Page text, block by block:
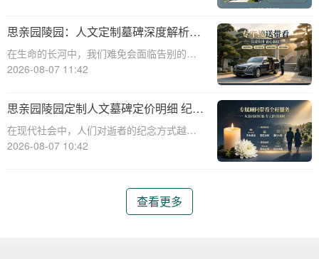
者的永恒纪念，更是生者情感的寄托。本文
将详细介绍思亲园陵园定制人文墓碑的定价
明细以及纪
思亲园陵园：人文定制墓碑深度解析
——定价明细、追思仪式配套、专属优
惠及价值服务详解
在生命的长河中，我们难免会面临告别的时
刻。当挚爱的亲人离去，留下的是无尽的思
业的陵园服务机构，始终以温暖和关怀为核
心，为家属提供周到、人性化的服务。本文
将为您详细
2026-08-07 11:42
思亲园陵园定制人文墓碑定价明细 纪念
空间免费开放使用详解
在现代社会中，人们对逝者的纪念方式越来
越注重人文关怀和个性化需求。思亲园陵园
本文将详细介绍思亲园陵园定制人文墓碑的
2026-08-07 10:42
查看更多